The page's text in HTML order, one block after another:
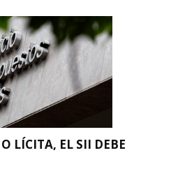
LÍCITA, EL SII DEBE